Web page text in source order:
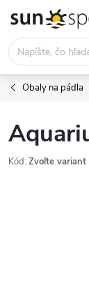
obsah
Obaly na pádla
Kód: Zvoľte variant